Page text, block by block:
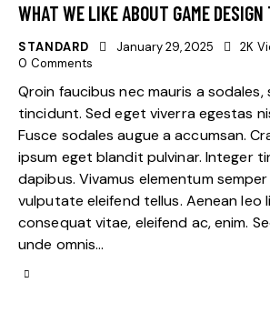
WHAT WE LIKE ABOUT GAME DESIGN
STANDARD January 29, 2025 2K
0 Comments
Qroin faucibus nec mauris a sodales,
tincidunt. Sed eget viverra egestas
Fusce sodales augue a accumsan.
ipsum eget blandit pulvinar. Integer
dapibus. Vivamus elementum
vulputate eleifend tellus. Aenean leo
consequat vitae, eleifend ac, enim.
unde omnis…